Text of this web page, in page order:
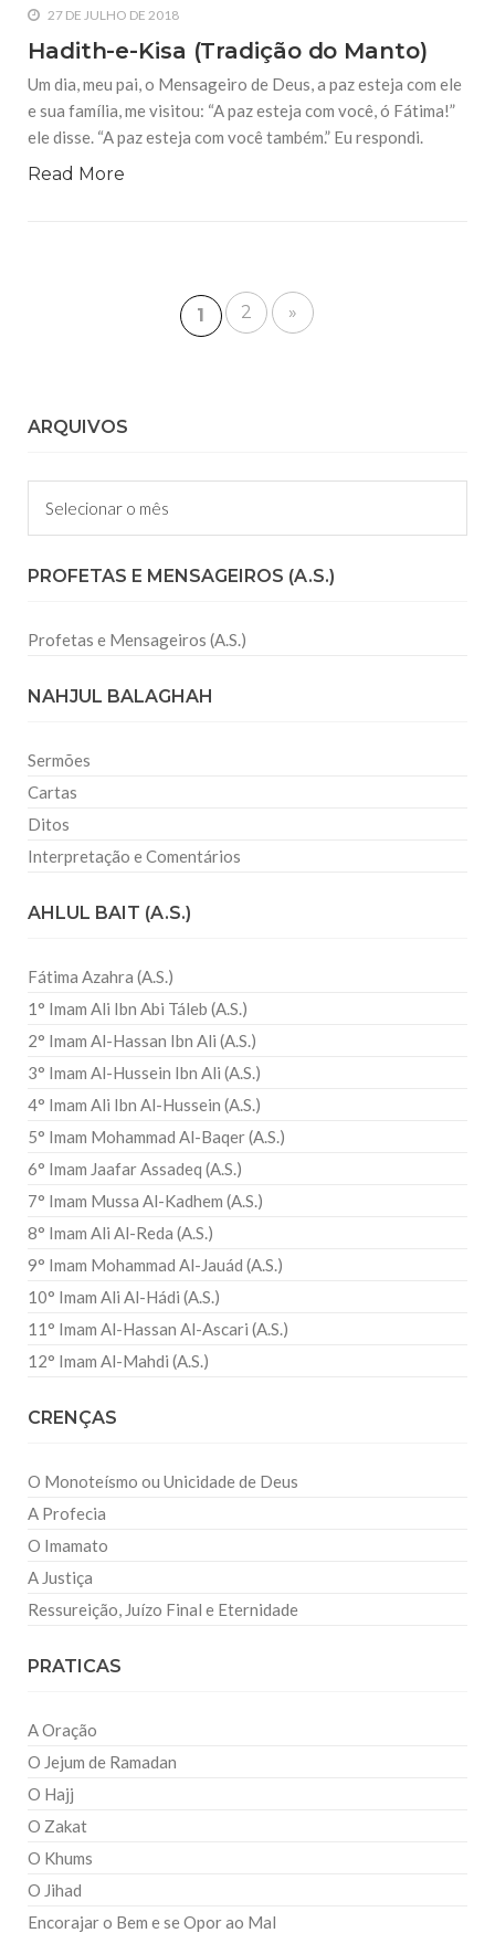
27 DE JULHO DE 2018
Hadith-e-Kisa (Tradição do Manto)
Um dia, meu pai, o Mensageiro de Deus, a paz esteja com ele
e sua família, me visitou: “A paz esteja com você, ó Fátima!”
ele disse. “A paz esteja com você também.” Eu respondi.
Read More
1 2 »
ARQUIVOS
Arquivos
PROFETAS E MENSAGEIROS (A.S.)
Profetas e Mensageiros (A.S.)
NAHJUL BALAGHAH
Sermões
Cartas
Ditos
Interpretação e Comentários
AHLUL BAIT (A.S.)
Fátima Azahra (A.S.)
1° Imam Ali Ibn Abi Táleb (A.S.)
2° Imam Al-Hassan Ibn Ali (A.S.)
3° Imam Al-Hussein Ibn Ali (A.S.)
4° Imam Ali Ibn Al-Hussein (A.S.)
5° Imam Mohammad Al-Baqer (A.S.)
6° Imam Jaafar Assadeq (A.S.)
7° Imam Mussa Al-Kadhem (A.S.)
8° Imam Ali Al-Reda (A.S.)
9° Imam Mohammad Al-Jauád (A.S.)
10° Imam Ali Al-Hádi (A.S.)
11° Imam Al-Hassan Al-Ascari (A.S.)
12° Imam Al-Mahdi (A.S.)
CRENÇAS
O Monoteísmo ou Unicidade de Deus
A Profecia
O Imamato
A Justiça
Ressureição, Juízo Final e Eternidade
PRATICAS
A Oração
O Jejum de Ramadan
O Hajj
O Zakat
O Khums
O Jihad
Encorajar o Bem e se Opor ao Mal